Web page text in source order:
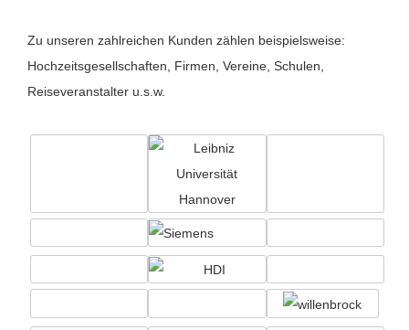
Zu unseren zahlreichen Kunden zählen beispielsweise:
Hochzeitsgesellschaften, Firmen, Vereine, Schulen,
Reiseveranstalter u.s.w.